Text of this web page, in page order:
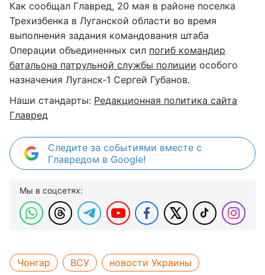
Как сообщал Главред, 20 мая в районе поселка
Трехизбенка в Луганской области во время
выполнения задания командования штаба
Операции объединенных сил погиб командир
батальона патрульной службы полиции особого
назначения Луганск-1 Сергей Губанов.
Наши стандарты: Редакционная политика сайта
Главред
Следите за событиями вместе с
Главредом в Google!
Мы в соцсетях:
Чонгар ВСУ новости Украины